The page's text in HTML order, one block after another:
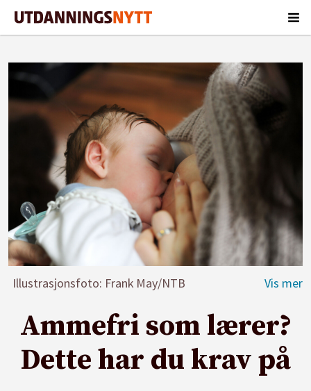
Illustrasjonsfoto: Frank May/NTB
Ammefri som lærer?
Dette har du krav på